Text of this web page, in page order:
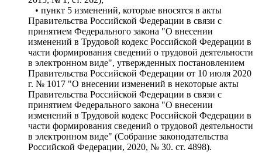
• пункт 5 изменений, которые вносятся в акты
Правительства Российской Федерации в связи с
принятием Федерального закона "О внесении
изменений в Трудовой кодекс Российской Федерации в
части формирования сведений о трудовой деятельности
в электронном виде", утвержденных постановлением
Правительства Российской Федерации от 10 июля 2020
г. № 1017 "О внесении изменений в некоторые акты
Правительства Российской Федерации в связи с
принятием Федерального закона "О внесении
изменений в Трудовой кодекс Российской Федерации в
части формирования сведений о трудовой деятельности
в электронном виде" (Собрание законодательства
Российской Федерации, 2020, № 30. ст. 4898).